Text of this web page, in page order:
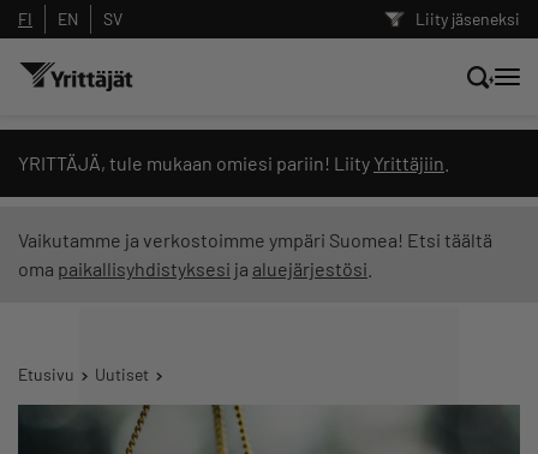
Liity jäseneksi
FI EN SV
YRITTÄJÄ, tule mukaan omiesi pariin! Liity Yrittäjiin
Vaikutamme ja verkostoimme ympäri Suomea! Etsi täältä
oma paikallisyhdistyksesi ja aluejärjestösi
Etusivu Uutiset
Hae sivustolta tai kysy suoraan
Yrittäjien tekoälyltä
Suodata hakutuloksia: näytä kaikki sisältö